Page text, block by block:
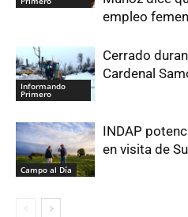
empleo
Informando
Primero
Cerrado
Cardenal
Campo al Día
INDAP
en visita de